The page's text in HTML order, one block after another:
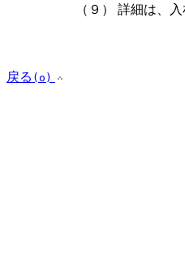
（９） 詳細は、入
戻る (o)